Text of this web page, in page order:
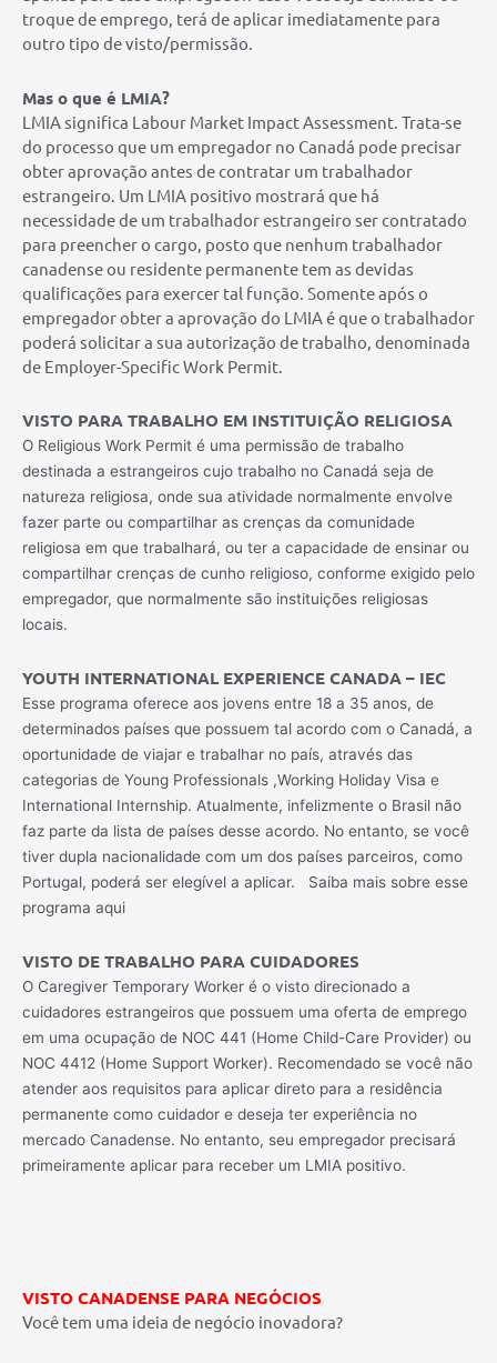
troque de emprego, terá de aplicar imediatamente para
outro tipo de visto/permissão.
Mas o que é LMIA?
LMIA significa Labour Market Impact Assessment. Trata-se
do processo que um empregador no Canadá pode precisar
obter aprovação antes de contratar um trabalhador
estrangeiro. Um LMIA positivo mostrará que há
necessidade de um trabalhador estrangeiro ser contratado
para preencher o cargo, posto que nenhum trabalhador
canadense ou residente permanente tem as devidas
qualificações para exercer tal função. Somente após o
empregador obter a aprovação do LMIA é que o trabalhador
poderá solicitar a sua autorização de trabalho, denominada
de Employer-Specific Work Permit.
VISTO PARA TRABALHO EM INSTITUIÇÃO RELIGIOSA
O Religious Work Permit é uma permissão de trabalho
destinada a estrangeiros cujo trabalho no Canadá seja de
natureza religiosa, onde sua atividade normalmente envolve
fazer parte ou compartilhar as crenças da comunidade
religiosa em que trabalhará, ou ter a capacidade de ensinar ou
compartilhar crenças de cunho religioso, conforme exigido pelo
empregador, que normalmente são instituições religiosas
locais.
YOUTH INTERNATIONAL EXPERIENCE CANADA – IEC
Esse programa oferece aos jovens entre 18 a 35 anos, de
determinados países que possuem tal acordo com o Canadá, a
oportunidade de viajar e trabalhar no país, através das
categorias de Young Professionals ,Working Holiday Visa e
International Internship. Atualmente, infelizmente o Brasil não
faz parte da lista de países desse acordo. No entanto, se você
tiver dupla nacionalidade com um dos países parceiros, como
Portugal, poderá ser elegível a aplicar. Saiba mais sobre esse
programa aqui
VISTO DE TRABALHO PARA CUIDADORES
O Caregiver Temporary Worker é o visto direcionado a
cuidadores estrangeiros que possuem uma oferta de emprego
em uma ocupação de NOC 441 (Home Child-Care Provider) ou
NOC 4412 (Home Support Worker). Recomendado se você não
atender aos requisitos para aplicar direto para a residência
permanente como cuidador e deseja ter experiência no
mercado Canadense. No entanto, seu empregador precisará
primeiramente aplicar para receber um LMIA positivo.
VISTO CANADENSE PARA NEGÓCIOS
Você tem uma ideia de negócio inovadora?